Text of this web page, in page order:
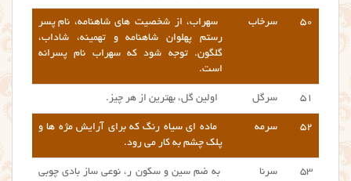
۵۰ سرخاب سهراب، از شخصیت های شاهنامه، نام پسر
رستم پهلوان شاهنامه و تهمینه، شاداب،
گلگون. توجه شود که سهراب نام پسرانه
است.
۵۱ سرگل اولین گل، بهترین از هر چیز.
۵۲ سرمه
ماده ای سیاه رنگ که برای آرایش مژه ها و
پلک چشم به کار می رود.
۵۳ سرنا
به ضم سین و سکون ر، نوعی ساز بادی چوبی